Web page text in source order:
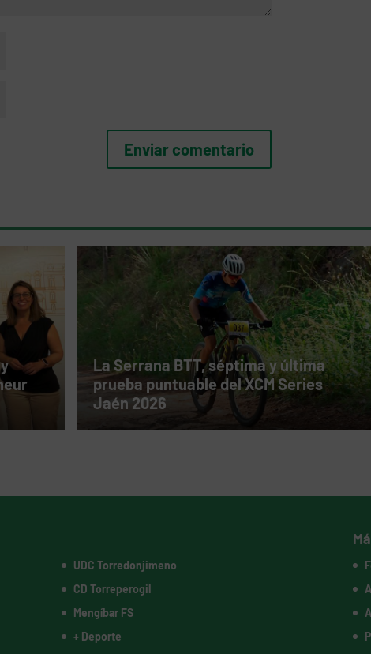
La Serrana BTT, séptima y última
prueba puntuable del XCM Series
Jaén 2026
UDC Torredonjimeno
CD Torreperogil
Mengíbar FS
+ Deporte